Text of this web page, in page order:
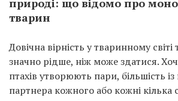
тварин
Довічна вірність у тваринному світі
значно рідше, ніж може здатися.
птахів утворюють пари, більшість
партнера кожного або кожні кілька